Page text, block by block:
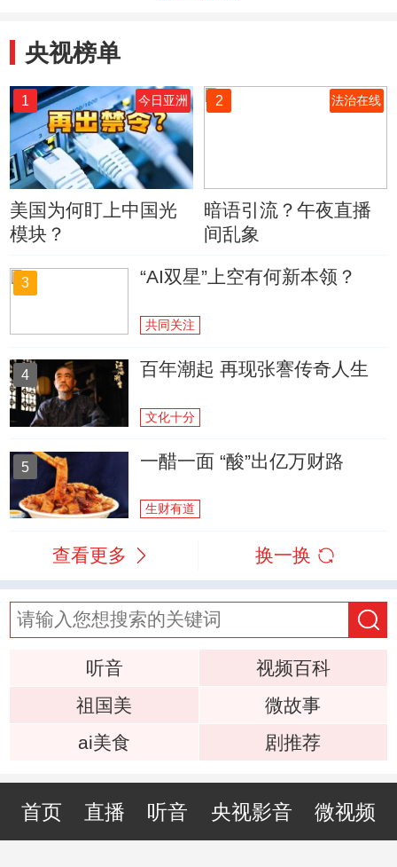
央视榜单
1 今日亚洲
美国为何盯上中国光
模块？
2 法治在线
暗语引流？午夜直播
间乱象
3 “AI双星”上空有何新本领？
共同关注
4 百年潮起 再现张謇传奇人生
文化十分
5 一醋一面 “酸”出亿万财路
生财有道
查看更多 换一换
听音
视频百科
祖国美
微故事
ai美食
剧推荐
首页 直播 听音 央视影音 微视频